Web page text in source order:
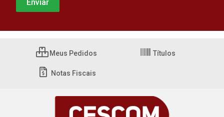
Meus Pedidos Títulos
Notas Fiscais